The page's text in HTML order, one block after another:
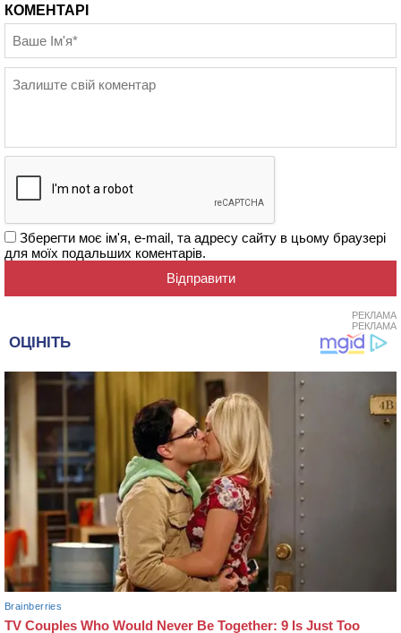
КОМЕНТАРІ
Зберегти моє ім'я, e-mail, та адресу сайту в цьому браузері
для моїх подальших коментарів.
РЕКЛАМА
РЕКЛАМА